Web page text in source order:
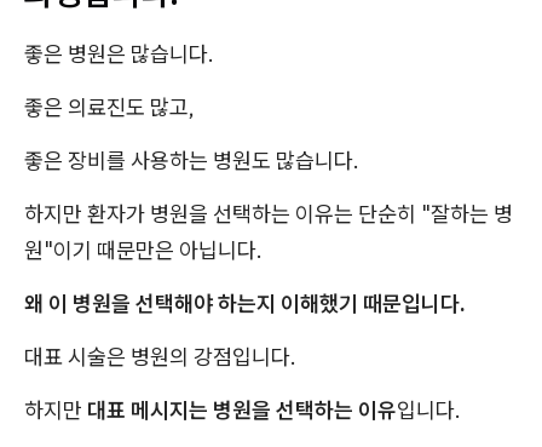
좋은 병원은 많습니다.
좋은 의료진도 많고,
좋은 장비를 사용하는 병원도 많습니다.
하지만 환자가 병원을 선택하는 이유는 단순히 "잘하는 병
원"이기 때문만은 아닙니다.
왜 이 병원을 선택해야 하는지 이해했기 때문입니다.
대표 시술은 병원의 강점입니다.
하지만 대표 메시지는 병원을 선택하는 이유입니다.